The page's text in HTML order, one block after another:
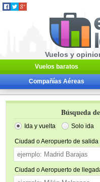
Vuelos y
Vuelos baratos
Compañías Aéreas
Búsqueda
Ida y vuelta Solo ida
Ciudad o Aeropuerto de salida
Ciudad o Aeropuerto de